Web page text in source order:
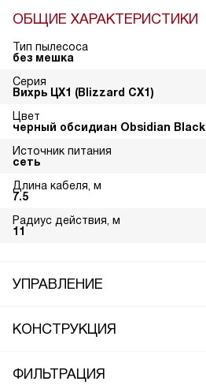
ОБЩИЕ ХАРАКТЕРИСТИКИ
Тип пылесоса
без мешка
Серия
Вихрь ЦХ1 (Blizzard CX1)
Цвет
черный обсидиан Obsidian Black
Источник питания
сеть
Длина кабеля, м
7.5
Радиус действия, м
11
УПРАВЛЕНИЕ
КОНСТРУКЦИЯ
ФИЛЬТРАЦИЯ